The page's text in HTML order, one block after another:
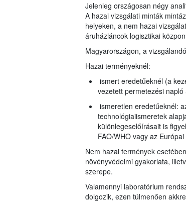
Jelenleg országosan négy
A hazai vizsgálati minták
helyeken, a nem hazai
áruházláncok logisztikai
Magyarországon, a
Hazai terményeknél:
ismert eredetűeknél (a
vezetett permetezési napló
ismeretlen eredetűeknél:
technológiaiismeretek
különlegeselőírásait is
FAO/WHO vagy az
Nem hazai termények
növényvédelmi gyakorlata,
szerepe.
Valamennyi laboratórium
dolgozik, ezen túlmenően